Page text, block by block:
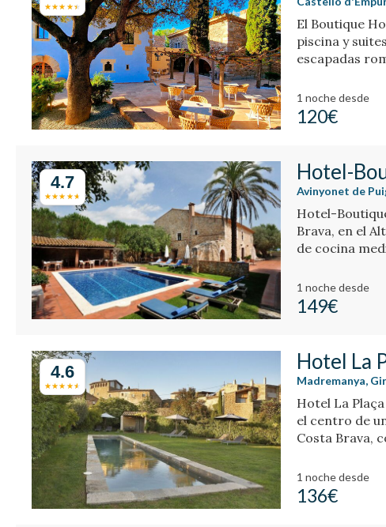
El Boutique
piscina y
escapadas
1 nochedesde
120€
4.7 Hotel-
Avinyonet de
Hotel-
Brava, en el
de cocina
1 nochedesde
149€
4.6 Hotel La
Madremanya,
Hotel La
el centro de
Costa Brava,
1 nochedesde
136€